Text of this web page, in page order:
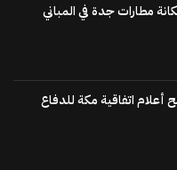
مطارات جدة في المباني
أعلام اتفاقية مكة للدفاع